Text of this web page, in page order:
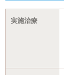
実施治療